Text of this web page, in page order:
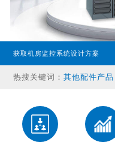
获取机房监控系统设计方案
热搜关键词：
经济型主机
漏水检测设备
温湿度传感器
配电监控设备
其他配件产品